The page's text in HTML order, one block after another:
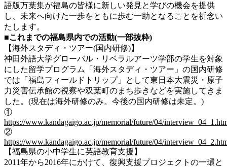
語版万葉集が福島の皆様に新しい発見と学びの機会を提供
し、未来へ向けた一歩をともに歩む一助となることを祈念い
たします。
■これまでの福島県内での活動(一部抜粋)
【海外スタディ・ツアー(国内研修)】
神田外語大学グローバル・リベラルアーツ学部の学生を対象
にした留学プログラム「海外スタディ・ツアー」の国内研修
では「福島フィールドトリップ」として東日本大震災・原子
力災害伝承館の視察や双葉町のまち歩きなどを実施してきま
した。(現在は海外研修のみ。今後の国内研修は未定。)
①
https://www.kandagaigo.ac.jp/memorial/future/04/
②
https://www.kandagaigo.ac.jp/memorial/future/04/
【福島県の小中学生に英語教育支援】
2011年から2016年にかけて、復興支援プロジェクトの一環と